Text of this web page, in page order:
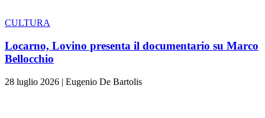
CULTURA
Locarno, Lovino presenta il documentario su Marco
Bellocchio
28 luglio 2026 | Eugenio De Bartolis